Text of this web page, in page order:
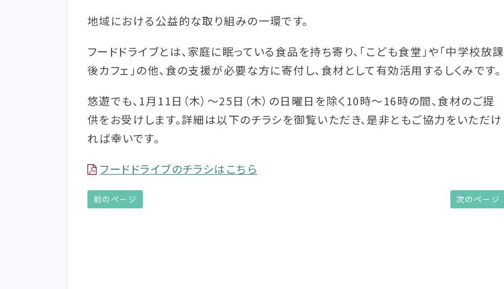
地域における公益的な取り組みの一環です。
フードドライブとは、家庭に眠っている食品を持ち寄り、「こども食堂」や「中学校放課
後カフェ」の他、食の支援が必要な方に寄付し、食材として有効活用するしくみです。
悠遊でも、1月11日（木）～25日（木）の日曜日を除く10時～16時の間、食材のご提
供をお受けします。詳細は以下のチラシを御覧いただき、是非ともご協力をいただけ
れば幸いです。
フードドライブのチラシはこちら
前のページ 次のページ